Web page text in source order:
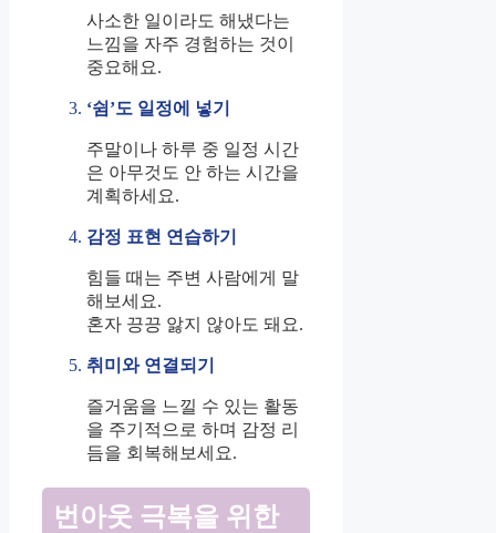
사소한 일이라도 해냈다는
느낌을 자주 경험하는 것이
중요해요.
‘쉼’도 일정에 넣기
주말이나 하루 중 일정 시간
은 아무것도 안 하는 시간을
계획하세요.
감정 표현 연습하기
힘들 때는 주변 사람에게 말
해보세요.
혼자 끙끙 앓지 않아도 돼요.
취미와 연결되기
즐거움을 느낄 수 있는 활동
을 주기적으로 하며 감정 리
듬을 회복해보세요.
번아웃 극복을 위한